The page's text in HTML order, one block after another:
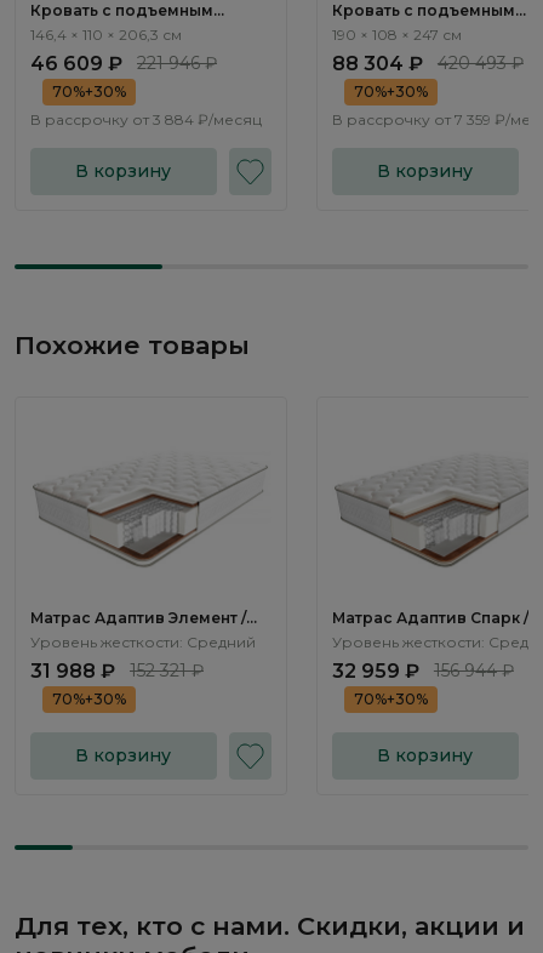
Кровать с подъемным
механизмом Турин / Turin
TR2965.2
146,4 × 110 × 206,3 см
46 609 ₽ 221 946 ₽
70%+30%
В рассрочку от 3 884 ₽/месяц
В корзину
Кровать с подъемным
механизмом Нью-Йорк /
190 × 108 × 247 см
88 304 ₽ 420 493 ₽
70%+30%
В рассрочку от 7 359 ₽/
В корзину
Похожие товары
Матрас Адаптив Элемент /
Adaptive Element
Уровень жесткости: Средний
31 988 ₽ 152 321 ₽
70%+30%
В корзину
Матрас Адаптив Спарк /
Adaptive Spark
Уровень жесткости:
32 959 ₽ 156 944 ₽
70%+30%
В корзину
Для тех, кто с нами. Скидки, акции и